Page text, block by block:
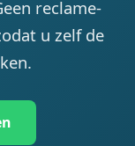
reclame-
u zelf de